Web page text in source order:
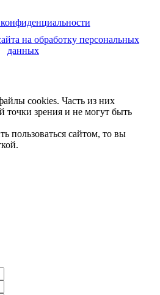
на обработку персональных
данных
cookies. Часть из них
точки зрения и не могут быть
пользоваться сайтом, то вы